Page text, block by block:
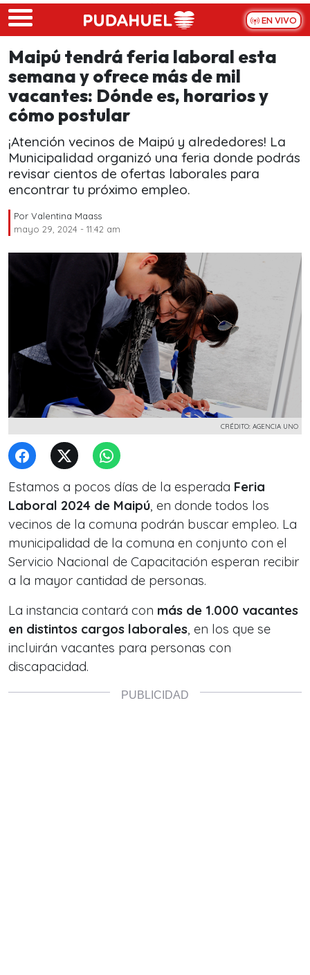
Skip to main content
EN VIVO
Maipú tendrá feria laboral esta
semana y ofrece más de mil
vacantes: Dónde es, horarios y
cómo postular
¡Atención vecinos de Maipú y alrededores! La
Municipalidad organizó una feria donde podrás
revisar cientos de ofertas laborales para
encontrar tu próximo empleo.
Por Valentina Maass
mayo 29, 2024 - 11:42 am
CRÉDITO: AGENCIA UNO
Estamos a pocos días de la esperada Feria
Laboral 2024 de Maipú, en donde todos los
vecinos de la comuna podrán buscar empleo. La
municipalidad de la comuna en conjunto con el
Servicio Nacional de Capacitación esperan recibir
a la mayor cantidad de personas.
La instancia contará con más de 1.000 vacantes
en distintos cargos laborales, en los que se
incluirán vacantes para personas con
discapacidad.